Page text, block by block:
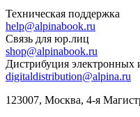
Техническая поддержка
help@alpinabook.ru
Связь для юр.лиц
shop@alpinabook.ru
Дистрибуция электронных
digitaldistribution@alpina.ru
123007, Москва, 4-я